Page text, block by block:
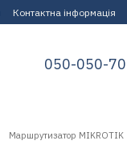
Контактна інформація
050-050-
Маршрутизатор MIKROTIK